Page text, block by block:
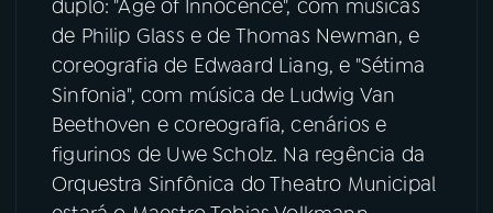
07ÚLTIMAS
PRÊMIO RÁDIO MEC
duplo: "Age of Innocence", com músicas
de Philip Glass e de Thomas Newman, e
coreografia de Edwaard Liang, e "Sétima
Sinfonia", com música de Ludwig Van
Beethoven e coreografia, cenários e
figurinos de Uwe Scholz. Na regência da
Orquestra Sinfônica do Theatro Municipal